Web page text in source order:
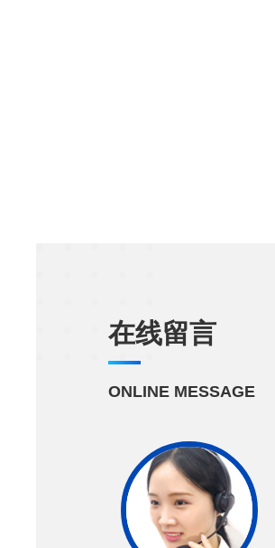
在线留言
ONLINE MESSAGE